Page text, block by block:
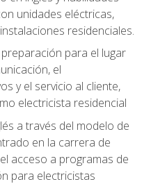
unidades eléctricas,
residenciales.
para el lugar
el
y el servicio al cliente,
electricista residencial
a través del modelo de
en la carrera de
acceso a programas de
para electricistas